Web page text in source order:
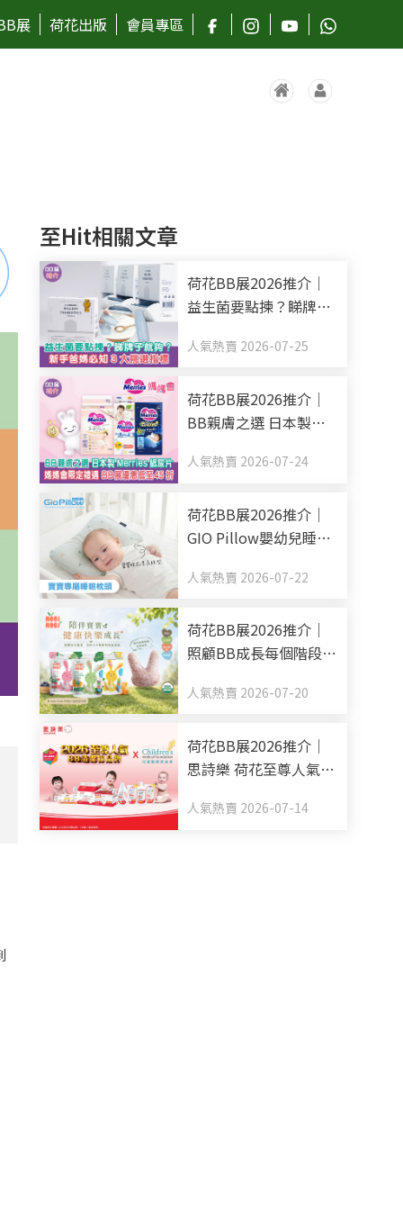
展 荷花出版 會員專區
至Hit相關文章
荷花BB展2026推介｜
益生菌要點揀？睇牌子
大挑選指標
人氣熱賣 2026-07-25
荷花BB展2026推介｜
BB親膚之選 日本製
限定禮遇 BB展優惠低
人氣熱賣 2026-07-24
荷花BB展2026推介｜
GIO Pillow嬰幼兒睡眠
車 全方面貼心呵護BB
人氣熱賣 2026-07-22
荷花BB展2026推介｜
照顧BB成長每個階段
零食副食品有機之選
人氣熱賣 2026-07-20
荷花BB展2026推介｜
思詩樂 荷花至尊人氣
媽媽福袋 一同為善最樂
人氣熱賣 2026-07-14